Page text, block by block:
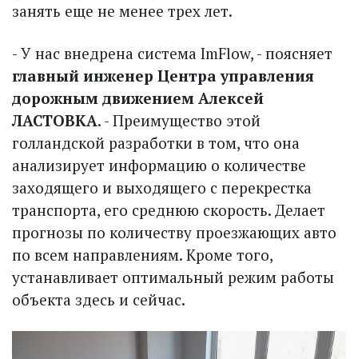
занять еще не менее трех лет.
- У нас внедрена система ImFlow, - поясняет
главный инженер Центра управления
дорожным движением Алексей
ЛАСТОВКА. - Преимущество этой
голландской разработки в том, что она
анализирует информацию о количестве
заходящего и выходящего с перекрестка
транспорта, его среднюю скорость. Делает
прогнозы по количеству проезжающих авто
по всем направлениям. Кроме того,
устанавливает оптимальный режим работы
объекта здесь и сейчас.